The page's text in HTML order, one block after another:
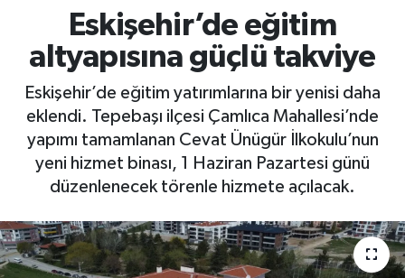
Eskişehir’de eğitim
altyapısına güçlü takviye
Eskişehir’de eğitim yatırımlarına bir yenisi daha
eklendi. Tepebaşı ilçesi Çamlıca Mahallesi’nde
yapımı tamamlanan Cevat Ünügür İlkokulu’nun
yeni hizmet binası, 1 Haziran Pazartesi günü
düzenlenecek törenle hizmete açılacak.
Spor
Eğitim
Ekonomi
Sağlık
Yaşam
TFF 3.Lig 4.Grup Puan Durumu ve Fikstür
Tüm Manşetler
Son Dakika Haberleri
Haber Arşivi